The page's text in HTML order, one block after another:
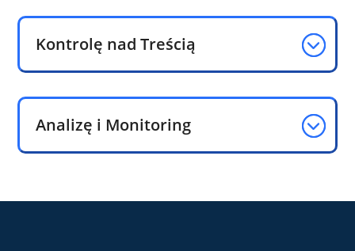
Kontrolę nad Treścią
Analizę i Monitoring